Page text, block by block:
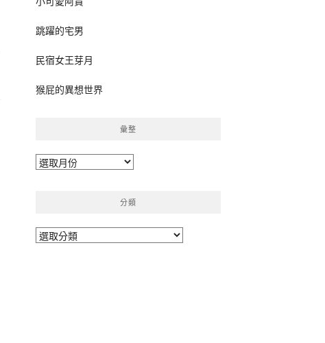
跳躍的宅男
民宿女王芽月
猴屁的異想世界
彙整
彙
分類
分